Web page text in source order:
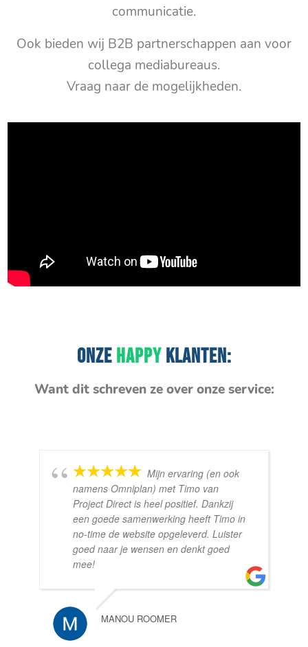
communicatie.
Ook bieden wij B2B partnerschappen aan voor
collega mediabureaus.
Vraag naar de mogelijkheden.
ONZEHAPPYKLANTEN:
Want dit schreven ze over onze service:
Mijn ervaring (en ook
namens Omniplan) met Timo van
Project Direct is heel positief. Dankzij
een goede samenwerking heeft Timo in
no-time de website opgeleverd. Luister
goed naar je wensen en denkt goed
mee!
MANOU ROOMER